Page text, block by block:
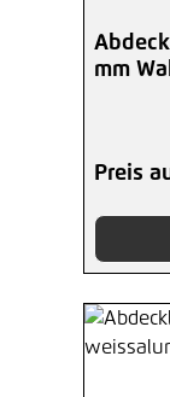
mm
Preis